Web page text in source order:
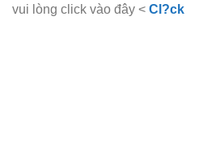
vui lòng click vào đây < Cl?ck